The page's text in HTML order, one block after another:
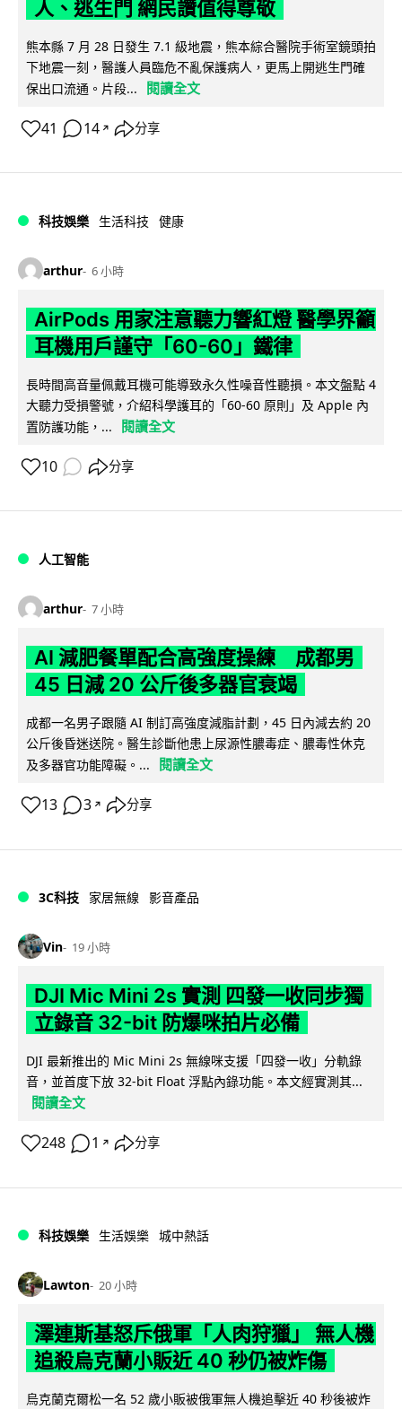
人、逃生門 網民讚值得尊敬
熊本縣 7 月 28 日發生 7.1 級地震，熊本綜合醫院手術室鏡頭拍
下地震一刻，醫護人員臨危不亂保護病人，更馬上開逃生門確
保出口流通。片段...
閱讀全文
41 14 ↗ 分享
科技娛樂 生活科技 健康
arthur 6 小時
AirPods 用家注意聽力響紅燈 醫學界籲
耳機用戶謹守「60-60」鐵律
長時間高音量佩戴耳機可能導致永久性噪音性聽損。本文盤點 4
大聽力受損警號，介紹科學護耳的「60-60 原則」及 Apple 內
置防護功能，...
閱讀全文
10 分享
人工智能
arthur 7 小時
AI 減肥餐單配合高強度操練 成都男
45 日減 20 公斤後多器官衰竭
成都一名男子跟隨 AI 制訂高強度減脂計劃，45 日內減去約 20
公斤後昏迷送院。醫生診斷他患上尿源性膿毒症、膿毒性休克
及多器官功能障礙。...
閱讀全文
13 3 ↗ 分享
3C科技 家居無線 影音產品
Vin 19 小時
DJI Mic Mini 2s 實測 四發一收同步獨
立錄音 32-bit 防爆咪拍片必備
DJI 最新推出的 Mic Mini 2s 無線咪支援「四發一收」分軌錄
音，並首度下放 32-bit Float 浮點內錄功能。本文經實測其...
閱讀全文
248 1 ↗ 分享
科技娛樂 生活娛樂 城中熱話
Lawton 20 小時
澤連斯基怒斥俄軍「人肉狩獵」 無人機
追殺烏克蘭小販近 40 秒仍被炸傷
烏克蘭克爾松一名 52 歲小販被俄軍無人機追擊近 40 秒後被炸